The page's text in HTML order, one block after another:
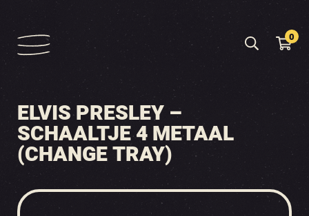
0
ELVIS PRESLEY –
SCHAALTJE 4 METAAL
(CHANGE TRAY)